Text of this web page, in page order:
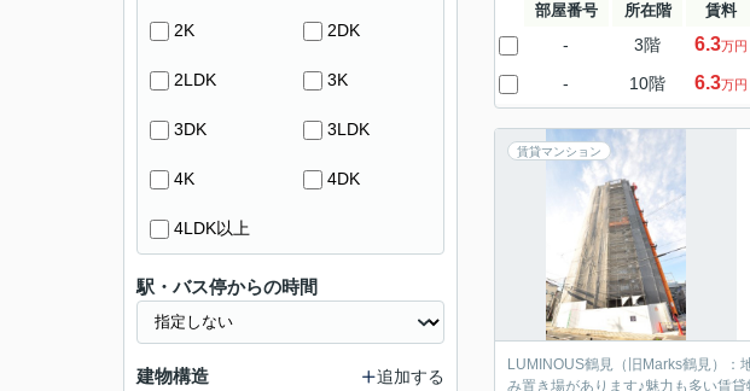
部屋番号 所在階 賃料
- 3階 6.3万円
- 10階 6.3万円
賃貸マンション
LUMINOUS鶴見（旧Marks鶴見）：
み置き場があります♪魅力も多い賃
2K 2DK
2LDK 3K
3DK 3LDK
4K 4DK
4LDK以上
駅・バス停からの時間
建物構造 追加する